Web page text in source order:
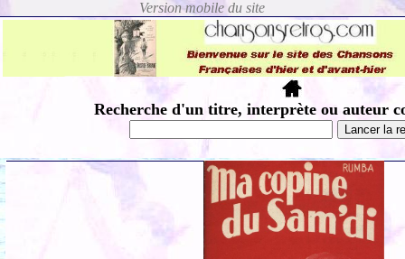
Recherche d'un titre, interprète ou auteur